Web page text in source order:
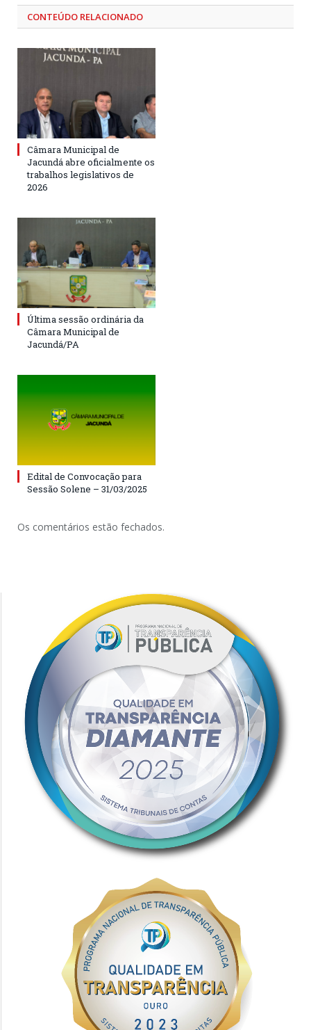
CONTEÚDO RELACIONADO
Câmara Municipal de
Jacundá abre oficialmente os
trabalhos legislativos de
2026
Última sessão ordinária da
Câmara Municipal de
Jacundá/PA
Edital de Convocação para
Sessão Solene – 31/03/2025
Os comentários estão fechados.